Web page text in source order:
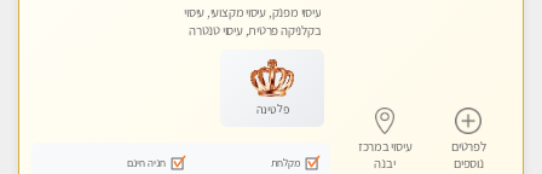
לפרטים
נוספים
עיסוי במרכז
יבנה
עיסוי מפנק, עיסוי מקצועי, עיסוי
בקלניקה פרטית, עיסוי טנטרה
פלטינה
מקלחת
חניה חינם